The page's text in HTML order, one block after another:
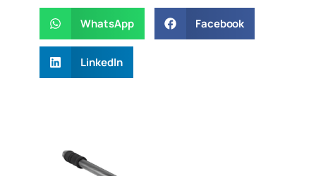
WhatsApp Facebook
LinkedIn